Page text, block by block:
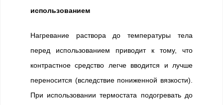
использованием
Нагревание раствора до температуры тела
перед использованием приводит к тому, что
контрастное средство легче вводится и лучше
переносится (вследствие пониженной вязкости).
При использовании термостата подогревать до